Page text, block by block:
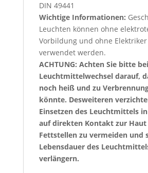
DIN 49441
Wichtige Informationen:
Leuchten können ohne
Vorbildung und ohne
verwendet werden.
ACHTUNG: Achten Sie bitte
Leuchtmittelwechsel darauf,
noch heiß und zu
könnte. Desweiteren
Einsetzen des Leuchtmittels
auf direkten Kontakt zur Haut
Fettstellen zu vermeiden und
Lebensdauer des
verlängern.